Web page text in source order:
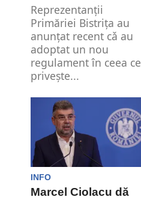
Reprezentanții
Primăriei Bistrița au
anunțat recent cǎ au
adoptat un nou
regulament în ceea ce
privește...
INFO
Marcel Ciolacu dă